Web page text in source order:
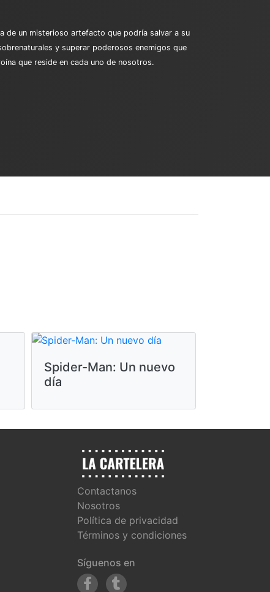
de un misterioso artefacto que podría salvar a su
y superar poderosos enemigos que
que reside en cada uno de nosotros.
Spider-Man: Un nuevo
día
Contactanos
Nosotros
Política de privacidad
Términos y condiciones
Síguenos en